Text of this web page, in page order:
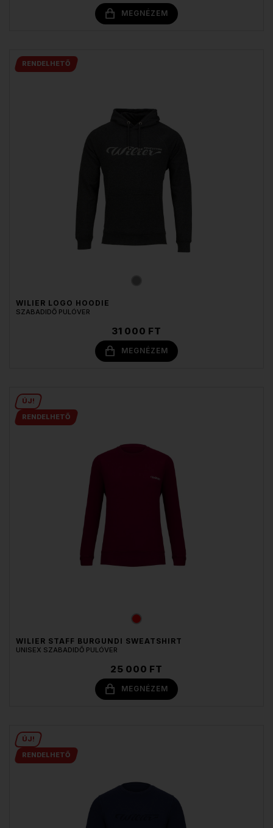
MEGNÉZEM
RENDELHETŐ
WILIER LOGO HOODIE
SZABADIDŐ PULÓVER
31 000 FT
MEGNÉZEM
ÚJ!
RENDELHETŐ
WILIER STAFF BURGUNDI SWEATSHIRT
UNISEX SZABADIDŐ PULÓVER
25 000 FT
MEGNÉZEM
ÚJ!
RENDELHETŐ